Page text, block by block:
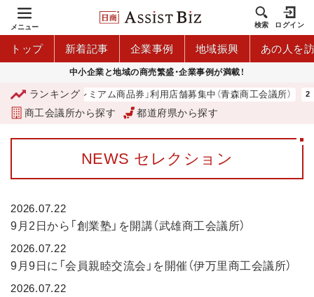
メニュー 検索 ログイン
トップ 新着記事 企業事例 地域振興 あの人を
中小企業と地域の商売繁盛・企業事例が満載！
ランキング
「青森市プレミアム商品券」利用店舗募集中（青森商工会議所）
商工会議所から探す 都道府県から探す
NEWS セレクション
2026.07.22
9月2日から「創業塾」を開講（武雄商工会議所）
2026.07.22
9月9日に「会員親睦交流会」を開催（伊万里商工会議所）
2026.07.22